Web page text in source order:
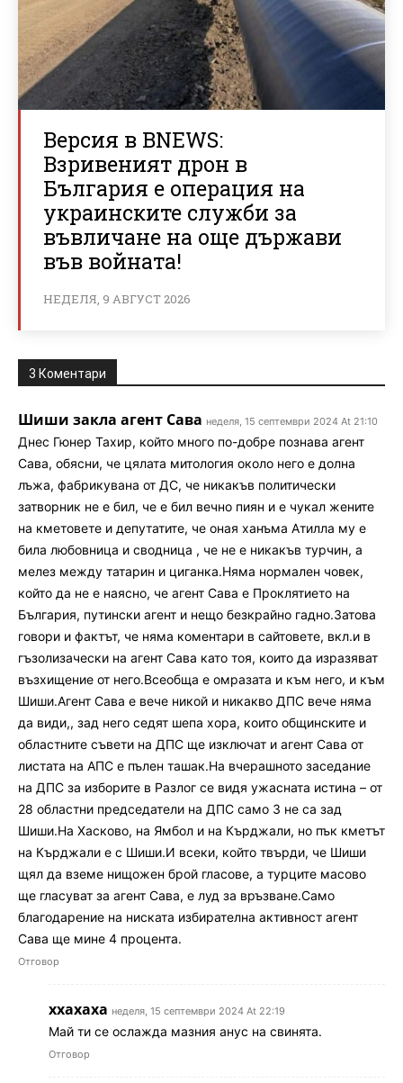
Версия в BNEWS:
Взривеният дрон в
България е операция на
украинските служби за
въвличане на още държави
във войната!
НЕДЕЛЯ, 9 АВГУСТ 2026
3 Коментари
Шиши закла агент Сава неделя, 15 септември 2024 At 21:10
Днес Гюнер Тахир, който много по-добре познава агент
Сава, обясни, че цялата митология около него е долна
лъжа, фабрикувана от ДС, че никакъв политически
затворник не е бил, че е бил вечно пиян и е чукал жените
на кметовете и депутатите, че оная ханъма Атилла му е
била любовница и сводница , че не е никакъв турчин, а
мелез между татарин и циганка.Няма нормален човек,
който да не е наясно, че агент Сава е Проклятието на
България, путински агент и нещо безкрайно гадно.Затова
говори и фактът, че няма коментари в сайтовете, вкл.и в
гъзолизачески на агент Сава като тоя, които да изразяват
възхищение от него.Всеобща е омразата и към него, и към
Шиши.Агент Сава е вече никой и никакво ДПС вече няма
да види,, зад него седят шепа хора, които общинските и
областните съвети на ДПС ще изключат и агент Сава от
листата на АПС е пълен ташак.На вчерашното заседание
на ДПС за изборите в Разлог се видя ужасната истина – от
28 областни председатели на ДПС само 3 не са зад
Шиши.На Хасково, на Ямбол и на Кърджали, но пък кметът
на Кърджали е с Шиши.И всеки, който твърди, че Шиши
щял да вземе нищожен брой гласове, а турците масово
ще гласуват за агент Сава, е луд за връзване.Само
благодарение на ниската избирателна активност агент
Сава ще мине 4 процента.
Отговор
ххахаха неделя, 15 септември 2024 At 22:19
Май ти се ослажда мазния анус на свинята.
Отговор